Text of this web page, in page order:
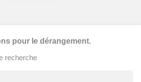
pour le dérangement.
recherche